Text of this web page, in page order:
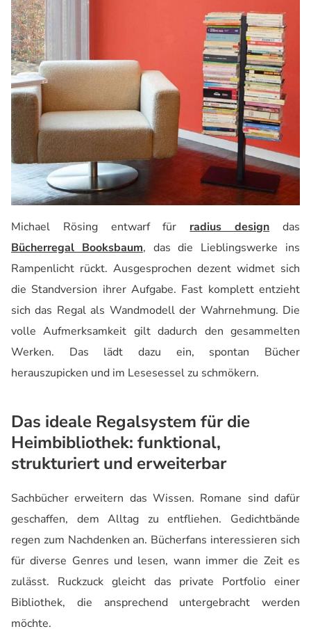
Michael Rösing entwarf für radius design das
Bücherregal Booksbaum, das die Lieblingswerke ins
Rampenlicht rückt. Ausgesprochen dezent widmet sich
die Standversion ihrer Aufgabe. Fast komplett entzieht
sich das Regal als Wandmodell der Wahrnehmung. Die
volle Aufmerksamkeit gilt dadurch den gesammelten
Werken. Das lädt dazu ein, spontan Bücher
herauszupicken und im Lesesessel zu schmökern.
Das ideale Regalsystem für die
Heimbibliothek: funktional,
strukturiert und erweiterbar
Sachbücher erweitern das Wissen. Romane sind dafür
geschaffen, dem Alltag zu entfliehen. Gedichtbände
regen zum Nachdenken an. Bücherfans interessieren sich
für diverse Genres und lesen, wann immer die Zeit es
zulässt. Ruckzuck gleicht das private Portfolio einer
Bibliothek, die ansprechend untergebracht werden
möchte.